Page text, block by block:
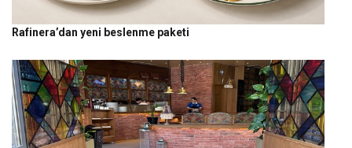
Rafinera’dan yeni beslenme paketi